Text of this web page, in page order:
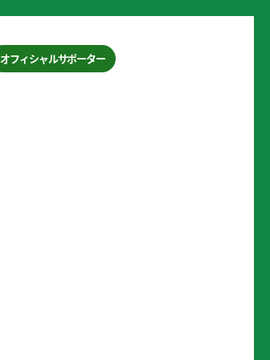
オフィシャルサポーター